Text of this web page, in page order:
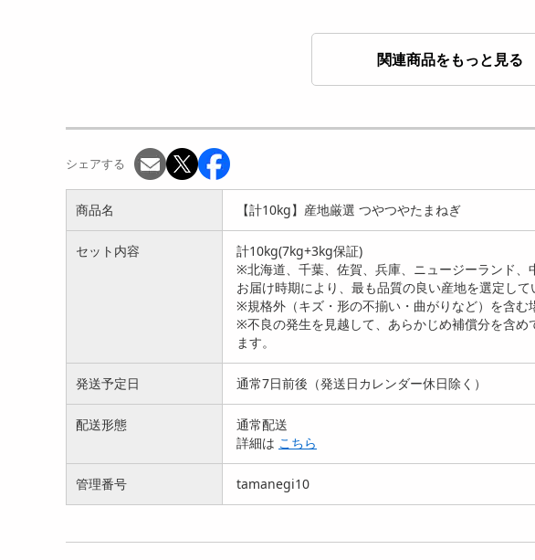
3639
【計4kg(1kg×4p)】国産 無
添加 焼き芋 ...
4687
【計5kg(1kg×5p)】国産 無
5150
関連商品をもっと見る
シェアする
商品名 【計10kg】産地厳選 つやつやたまねぎ
セット内容
計10kg(7kg+3kg保証)
※北海道、千葉、佐賀、兵庫、ニュージーランド、
お届け時期により、最も品質の良い産地を選定し
※規格外（キズ・形の不揃い・曲がりなど）を含む
※不良の発生を見越して、あらかじめ補償分を含
ます。
発送予定日 通常7日前後（発送日カレンダー休日除く）
配送形態
通常配送
詳細は こちら
管理番号 tamanegi10